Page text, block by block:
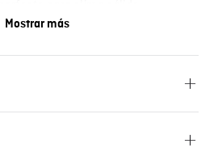
clásico.
Mostrar más
No limpieza en seco. PLANCHADO: No
No usar blanqueador. LAVADO: